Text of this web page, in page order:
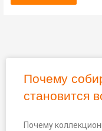
Почему
становится
Почему